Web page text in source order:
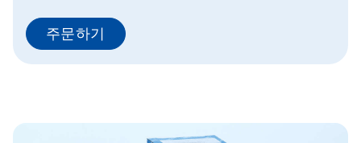
주문하기